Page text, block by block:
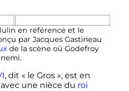
en référence et le
par Jacques Gastineau
de la scène où Godefroy
, dit « le Gros », est en
une nièce du roi